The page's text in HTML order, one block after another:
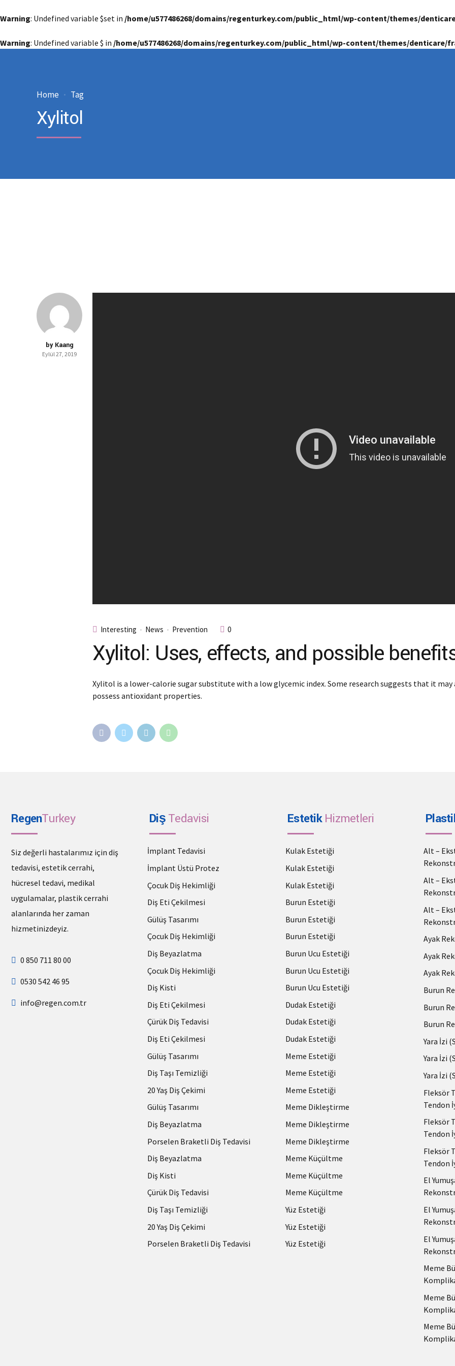
Warning: Undefined variable $set in /home/u577486268/domains/regenturkey.com/public_html/wp-content/themes/
Warning: Undefined variable $ in /home/u577486268/domains/regenturkey.com/public_html/wp-content/themes/
Home Tag
Xylitol
by Kaang
Eylül 27, 2019
Interesting News Prevention 0
Xylitol: Uses, effects, and possible
Xylitol is a lower-calorie sugar substitute with a low glycemic index. Some research suggests that it
possess antioxidant properties.
RegenTurkey
Siz değerli hastalarımız için diş
tedavisi, estetik cerrahi,
hücresel tedavi, medikal
uygulamalar, plastik cerrahi
alanlarında her zaman
hizmetinizdeyiz.
0 850 711 80 00
0530 542 46 95
info@regen.com.tr
DişTedavisi
İmplant Tedavisi
İmplant Üstü Protez
Çocuk Diş Hekimliği
Diş Eti Çekilmesi
Gülüş Tasarımı
Çocuk Diş Hekimliği
Diş Beyazlatma
Çocuk Diş Hekimliği
Diş Kisti
Diş Eti Çekilmesi
Çürük Diş Tedavisi
Diş Eti Çekilmesi
Gülüş Tasarımı
Diş Taşı Temizliği
20 Yaş Diş Çekimi
Gülüş Tasarımı
Diş Beyazlatma
Porselen Braketli Diş Tedavisi
Diş Beyazlatma
Diş Kisti
Çürük Diş Tedavisi
Diş Taşı Temizliği
20 Yaş Diş Çekimi
Porselen Braketli Diş Tedavisi
Estetik Hizmetleri
Kulak Estetiği
Kulak Estetiği
Kulak Estetiği
Burun Estetiği
Burun Estetiği
Burun Estetiği
Burun Ucu Estetiği
Burun Ucu Estetiği
Burun Ucu Estetiği
Dudak Estetiği
Dudak Estetiği
Dudak Estetiği
Meme Estetiği
Meme Estetiği
Meme Estetiği
Meme Dikleştirme
Meme Dikleştirme
Meme Dikleştirme
Meme Küçültme
Meme Küçültme
Meme Küçültme
Yüz Estetiği
Yüz Estetiği
Yüz Estetiği
Alt –
Alt –
Alt –
Ayak
Ayak
Ayak
Burun
Burun
Burun
Yara İzi
Yara İzi
Yara İzi
Fleksör
Tendon
Fleksör
Tendon
Fleksör
Tendon
El
El
El
Meme
Meme
Meme